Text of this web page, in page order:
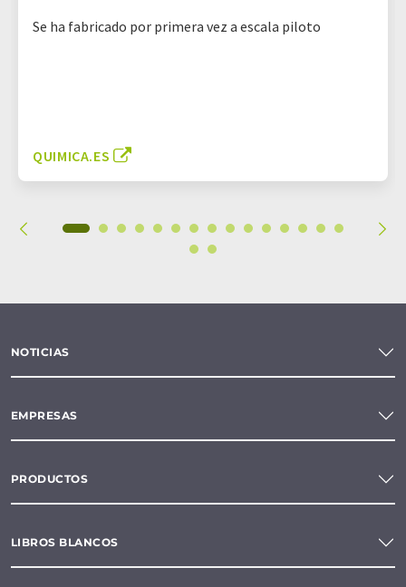
Se ha fabricado por primera vez a escala piloto
QUIMICA.ES
NOTICIAS
EMPRESAS
PRODUCTOS
LIBROS BLANCOS